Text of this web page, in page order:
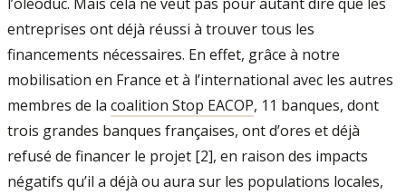
entreprises ont déjà réussi à trouver tous les
financements nécessaires. En effet, grâce à notre
mobilisation en France et à l’international avec les autres
membres de la coalition Stop EACOP, 11 banques, dont
trois grandes banques françaises, ont d’ores et déjà
refusé de financer le projet [2], en raison des impacts
négatifs qu’il a déjà ou aura sur les populations locales,